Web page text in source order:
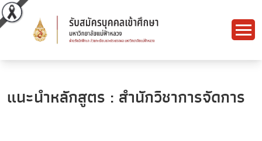
แนะนำหลักสูตร : สำนักวิชาการจัดการ